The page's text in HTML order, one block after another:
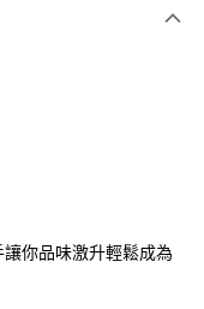
你品味激升輕鬆成為